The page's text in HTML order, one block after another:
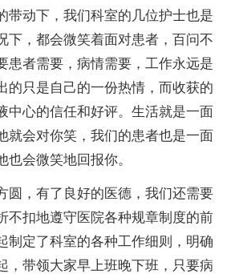
带动下，我们科室的几位护士也是
下，都会微笑着面对患者，百问不
患者需要，病情需要，工作永远是
的只是自己的一份热情，而收获的
中心的信任和好评。生活就是一面
就会对你笑，我们的患者也是一面
也会微笑地回报你。
圆，有了良好的医德，我们还需要
不扣地遵守医院各种规章制度的前
制定了科室的各种工作细则，明确
，带领大家早上班晚下班，只要病